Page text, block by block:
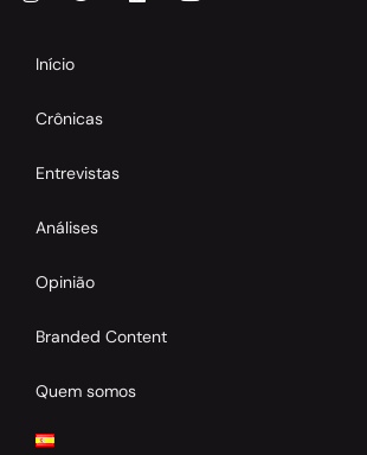
Início
Crônicas
Entrevistas
Análises
Opinião
Branded Content
Quem somos